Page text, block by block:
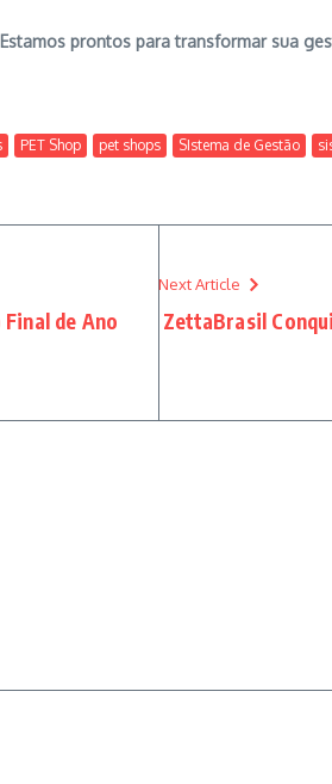
prontos para transformar sua
PET Shop pet shops SIstema de Gestão
de Ano
Next Article
ZettaBrasil